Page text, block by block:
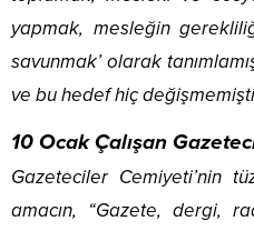
yapmak, mesleğin
savunmak’ olarak
ve bu hedef hiç
10 Ocak Çalışan
Gazeteciler Cemiyeti’nin
amacın, “Gazete, dergi,